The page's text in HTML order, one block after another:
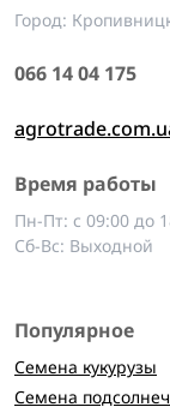
Город:
066 14 04 175
Время работы
Пн-Пт: с 09:00 до
Сб-Вс: Выходной
Популярное
Семена кукурузы
Семена